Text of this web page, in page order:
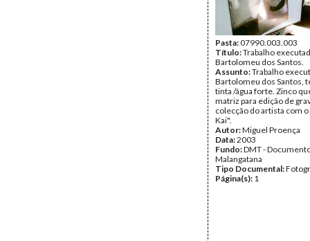
Pasta:07990.003.003
Título:Trabalho
Bartolomeu dos Santos.
Assunto:Trabalho
Bartolomeu dos Santos,
tinta /água forte. Zinco
matriz para edição de
colecção do artista com
Kai".
Autor:Miguel Proença
Data:2003
Fundo:DMT -
Malangatana
Tipo Documental:
Página(s): 1